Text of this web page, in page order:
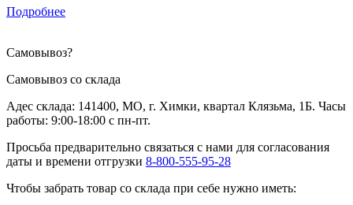
Подробнее
Самовывоз?
Самовывоз со склада
Адес склада: 141400, МО, г. Химки, квартал Клязьма, 1Б. Часы
работы: 9:00-18:00 с пн-пт.
Просьба предварительно связаться с нами для согласования
даты и времени отгрузки 8-800-555-95-28
Чтобы забрать товар со склада при себе нужно иметь: